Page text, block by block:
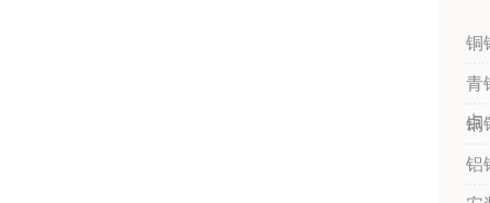
铜
青
点
铜
铝